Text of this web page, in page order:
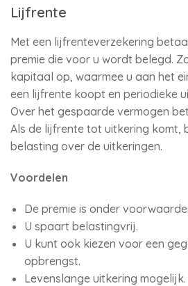
Lijfrente
Met een lijfrenteverzekering
premie die voor u wordt belegd.
kapitaal op, waarmee u aan het
een lijfrente koopt en periodieke
Over het gespaarde vermogen
Als de lijfrente tot uitkering komt,
belasting over de uitkeringen.
Voordelen
De premie is onder
U spaart belastingvrij.
U kunt ook kiezen voor een
opbrengst.
Levenslange uitkering mogelijk.